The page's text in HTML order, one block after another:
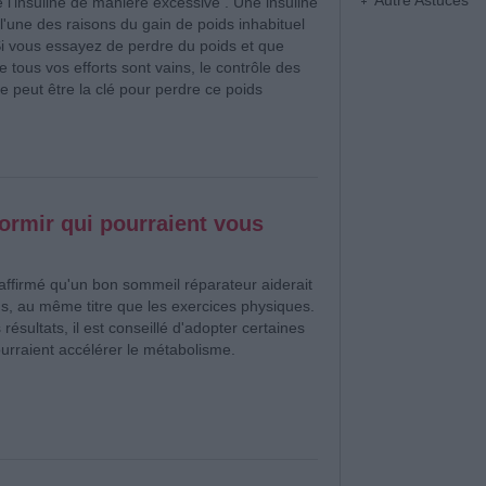
des raisons du gain de poids inhabituel
vous essayez de perdre du poids et que
tous vos efforts sont vains, le contrôle des
peut être la clé pour perdre ce poids
qui pourraient vous
qu'un bon sommeil réparateur aiderait
au même titre que les exercices physiques.
il est conseillé d'adopter certaines
accélérer le métabolisme.